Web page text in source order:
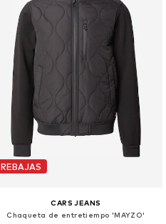
REBAJAS
CARS JEANS
Chaqueta de entretiempo 'MAYZO'